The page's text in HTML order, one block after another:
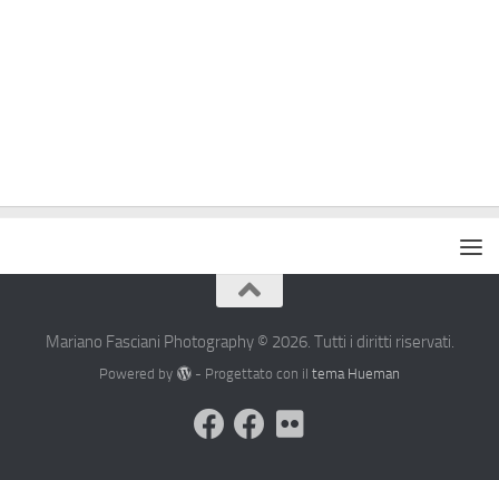
Mariano Fasciani Photography © 2026. Tutti i diritti riservati.
Powered by - Progettato con il tema Hueman